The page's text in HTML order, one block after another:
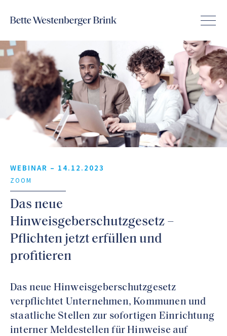
WEBINAR – 14.12.2023
ZOOM
Das neue
Hinweisgeberschutzgesetz –
Pflichten jetzt erfüllen und
profitieren
Das neue Hinweisgeberschutzgesetz
verpflichtet Unternehmen, Kommunen und
staatliche Stellen zur sofortigen Einrichtung
interner Meldestellen für Hinweise auf